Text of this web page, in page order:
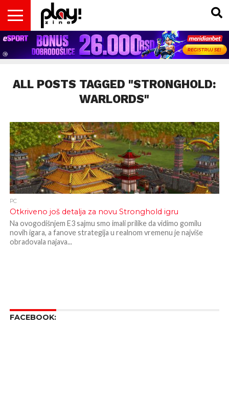
VESTI
MAGAZIN
PLAY!RETRO
PLAY!CAST
PLAY!CON
PLAY!BIZ
INSIDER
OPISI
IGARA
DOMAĆA
SCENA
INTERVJUI
GADGETS
FILM
& TV
KOLUMNE
ALL POSTS TAGGED "STRONGHOLD:
WARLORDS"
PC
Otkriveno još detalja za novu Stronghold igru
Na ovogodišnjem E3 sajmu smo imali prilike da vidimo gomilu
novih igara, a fanove strategija u realnom vremenu je najviše
obradovala najava...
FACEBOOK: